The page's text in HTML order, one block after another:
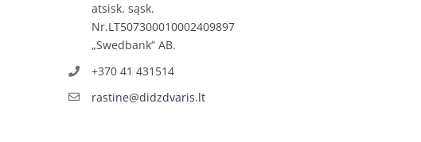
atsisk. sąsk.
Nr.LT507300010002409897
„Swedbank“ AB.
+370 41 431514
rastine@didzdvaris.lt